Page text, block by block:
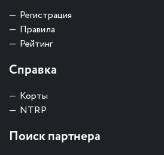
Регистрация
Правила
Рейтинг
Справка
Корты
NTRP
Поиск партнера